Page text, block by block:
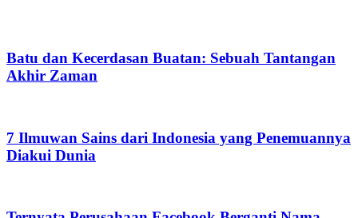
Batu dan Kecerdasan Buatan: Sebuah Tantangan
Akhir Zaman
7 Ilmuwan Sains dari Indonesia yang Penemuannya
Diakui Dunia